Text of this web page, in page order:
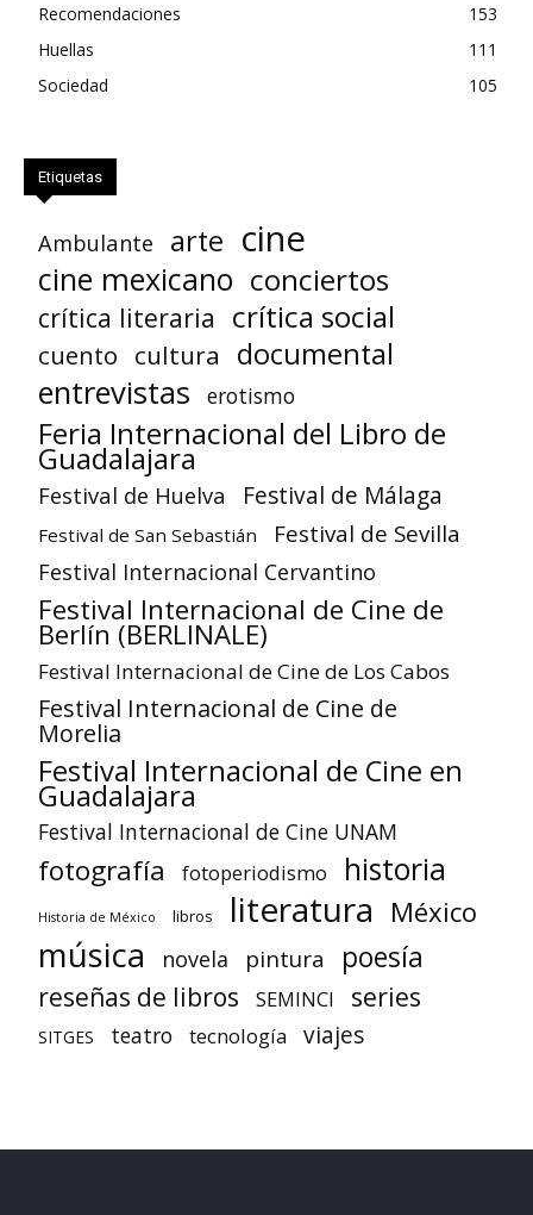
Recomendaciones
153
Huellas
111
Sociedad
105
Etiquetas
Ambulante arte cine
cine mexicano conciertos
crítica literaria crítica social
cuento cultura documental
entrevistas erotismo
Feria Internacional del Libro de
Guadalajara
Festival de Huelva Festival de Málaga
Festival de San Sebastián Festival de Sevilla
Festival Internacional Cervantino
Festival Internacional de Cine de
Berlín (BERLINALE)
Festival Internacional de Cine de Los Cabos
Festival Internacional de Cine de
Morelia
Festival Internacional de Cine en
Guadalajara
Festival Internacional de Cine UNAM
fotografía fotoperiodismo historia
Historia de México libros literatura México
música novela pintura poesía
reseñas de libros SEMINCI series
SITGES teatro tecnología viajes